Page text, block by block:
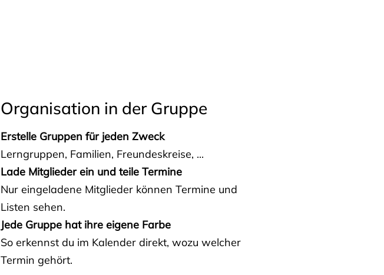
Organisation in der Gruppe
Erstelle Gruppen für jeden Zweck
Lerngruppen, Familien, Freundeskreise, ...
Lade Mitglieder ein und teile Termine
Nur eingeladene Mitglieder können Termine und
Listen sehen.
Jede Gruppe hat ihre eigene Farbe
So erkennst du im Kalender direkt, wozu welcher
Termin gehört.